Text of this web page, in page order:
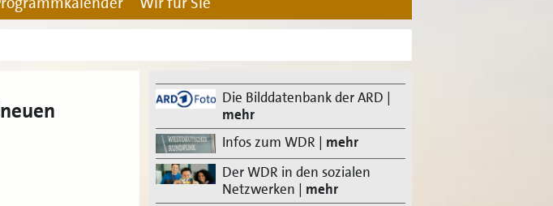
Die Bilddatenbank der ARD |
mehr
Infos zum WDR | mehr
Der WDR in den sozialen
Netzwerken | mehr